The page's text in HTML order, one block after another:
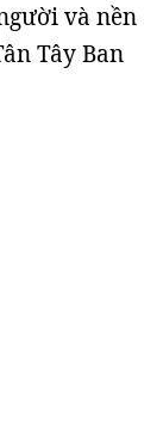
và nền
Tây Ban